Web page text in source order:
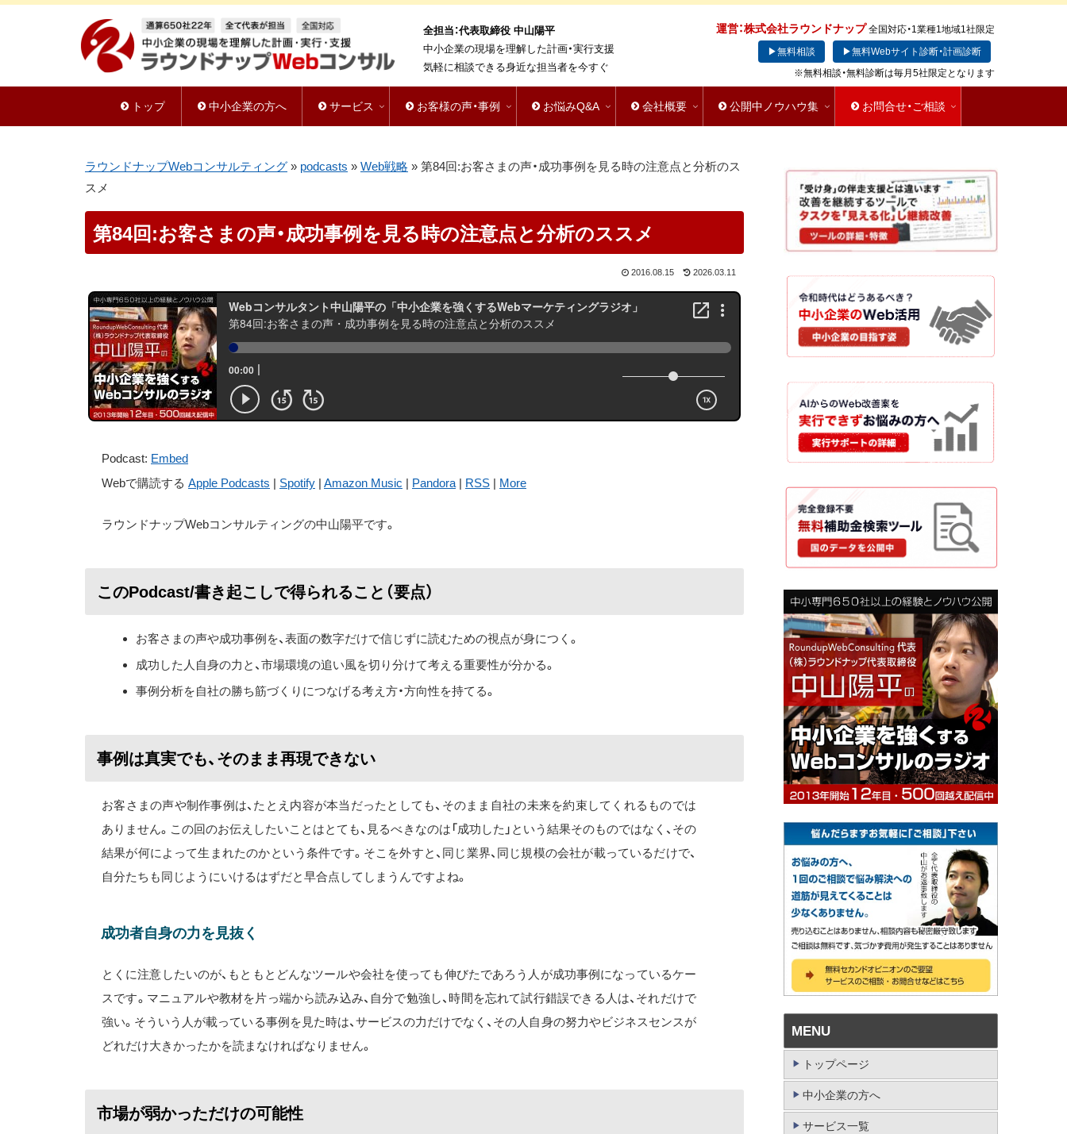
全担当：代表取締役 中山陽平
中小企業の現場を理解した計画・実行支援
気軽に相談できる身近な担当者を今すぐ
運営：株式会社ラウンドナップ 全国対応・1業種1地域1社限定
▶無料相談
▶無料Webサイト診断・計画診断
※無料相談・無料診断は毎月5社限定となります
トップ 中小企業の方へ サービス お客様の声・事例 お悩みQ&A 会社概要 公開中ノウハウ集 お問合せ・ご相談
ラウンドナップWebコンサルティング » podcasts » Web戦略 » 第84回:お客さまの声・成功事例を見る時の注意点と分析のス
スメ
第84回:お客さまの声・成功事例を見る時の注意点と分析のススメ
2016.08.15 2026.03.11
Podcast: Embed
Webで購読する Apple Podcasts | Spotify | Amazon Music | Pandora | RSS | More
ラウンドナップWebコンサルティングの中山陽平です。
このPodcast/書き起こしで得られること（要点）
お客さまの声や成功事例を、表面の数字だけで信じずに読むための視点が身につく。
成功した人自身の力と、市場環境の追い風を切り分けて考える重要性が分かる。
事例分析を自社の勝ち筋づくりにつなげる考え方・方向性を持てる。
事例は真実でも、そのまま再現できない
お客さまの声や制作事例は、たとえ内容が本当だったとしても、そのまま自社の未来を約束してくれるものでは
ありません。この回のお伝えしたいことはとても、見るべきなのは「成功した」という結果そのものではなく、その
結果が何によって生まれたのかという条件です。そこを外すと、同じ業界、同じ規模の会社が載っているだけで、
自分たちも同じようにいけるはずだと早合点してしまうんですよね。
成功者自身の力を見抜く
とくに注意したいのが、もともとどんなツールや会社を使っても伸びたであろう人が成功事例になっているケー
スです。マニュアルや教材を片っ端から読み込み、自分で勉強し、時間を忘れて試行錯誤できる人は、それだけで
強い。そういう人が載っている事例を見た時は、サービスの力だけでなく、その人自身の努力やビジネスセンスが
どれだけ大きかったかを読まなければなりません。
市場が弱かっただけの可能性
MENU
トップページ
中小企業の方へ
サービス一覧